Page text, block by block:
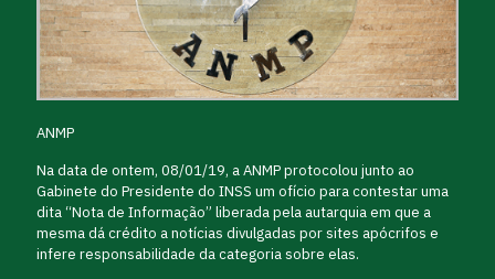
ANMP
Na data de ontem, 08/01/19, a ANMP protocolou junto ao
Gabinete do Presidente do INSS um ofício para contestar uma
dita “Nota de Informação” liberada pela autarquia em que a
mesma dá crédito a notícias divulgadas por sites apócrifos e
infere responsabilidade da categoria sobre elas.